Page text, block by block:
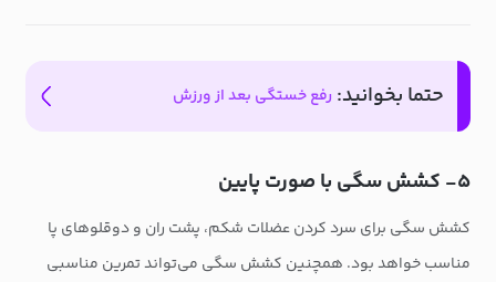
حتما بخوانید: رفع خستگی بعد از ورزش
۵- کشش سگی با صورت پایین
کشش سگی برای سرد کردن عضلات شکم، پشت ران و دوقلوهای پا
مناسب خواهد بود. همچنین کشش سگی می‌تواند تمرین مناسبی